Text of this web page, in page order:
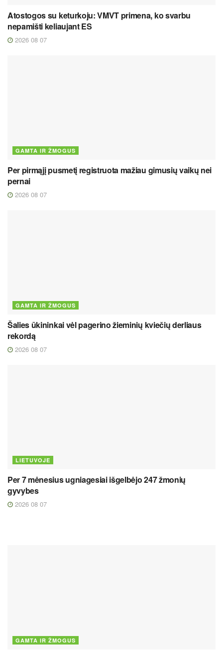
Atostogos su keturkoju: VMVT primena, ko svarbu
nepamišti keliaujant ES
2026 08 07
GAMTA IR ŽMOGUS
Per pirmąjį pusmetį registruota mažiau gimusių vaikų nei
pernai
2026 08 07
GAMTA IR ŽMOGUS
Šalies ūkininkai vėl pagerino žieminių kviečių derliaus
rekordą
2026 08 07
LIETUVOJE
Per 7 mėnesius ugniagesiai išgelbėjo 247 žmonių
gyvybes
2026 08 07
GAMTA IR ŽMOGUS